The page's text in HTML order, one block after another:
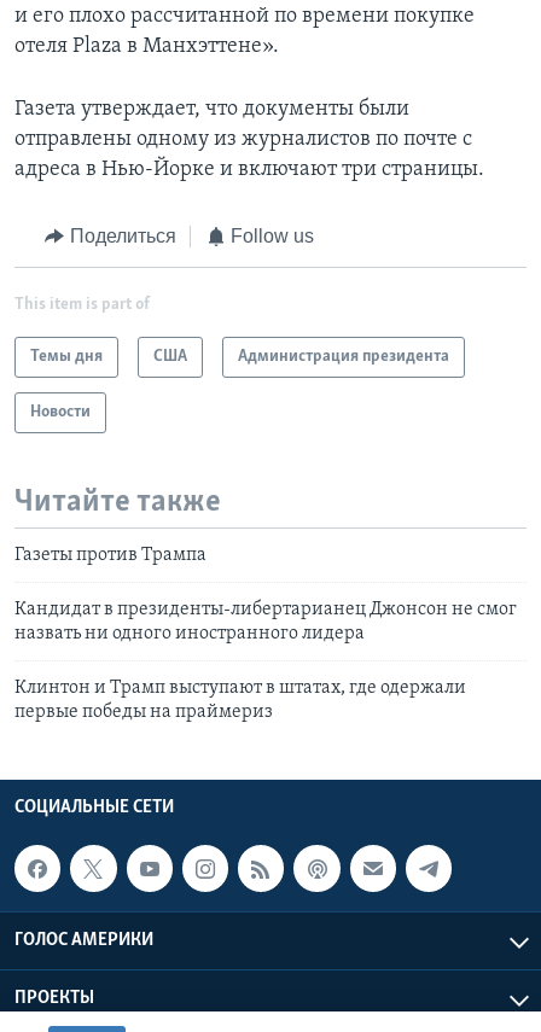
и его плохо рассчитанной по времени покупке
отеля Plaza в Манхэттене».
Газета утверждает, что документы были
отправлены одному из журналистов по почте с
адреса в Нью-Йорке и включают три страницы.
Поделиться Follow us
This item is part of
Темы дня США Администрация президента
Новости
Читайте также
Газеты против Трампа
Кандидат в президенты-либертарианец Джонсон не смог
назвать ни одного иностранного лидера
Клинтон и Трамп выступают в штатах, где одержали
первые победы на праймериз
СОЦИАЛЬНЫЕ СЕТИ
ГОЛОС АМЕРИКИ
ПРОЕКТЫ